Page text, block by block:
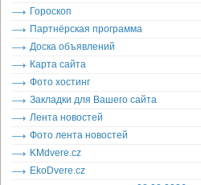
Гороскоп
Партнёрская программа
Доска объявлений
Карта сайта
Фото хостинг
Закладки для Вашего сайта
Лента новостей
Фото лента новостей
KMdvere.cz
EkoDvere.cz